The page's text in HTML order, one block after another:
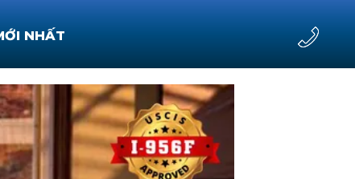
NHẤT